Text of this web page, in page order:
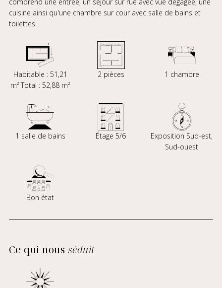
cuisine ainsi qu'une chambre sur cour avec salle de bains et
toilettes.
Habitable : 51,21
m² Total : 52,88 m²
2 pièces 1 chambre
1 salle de bains Étage 5/6
Exposition Sud-est,
Sud-ouest
Bon état
Ce qui nous séduit